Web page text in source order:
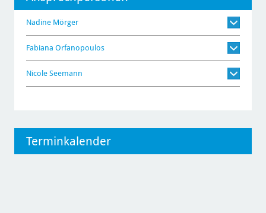
Nadine Mörger
Fabiana Orfanopoulos
Nicole Seemann
Terminkalender